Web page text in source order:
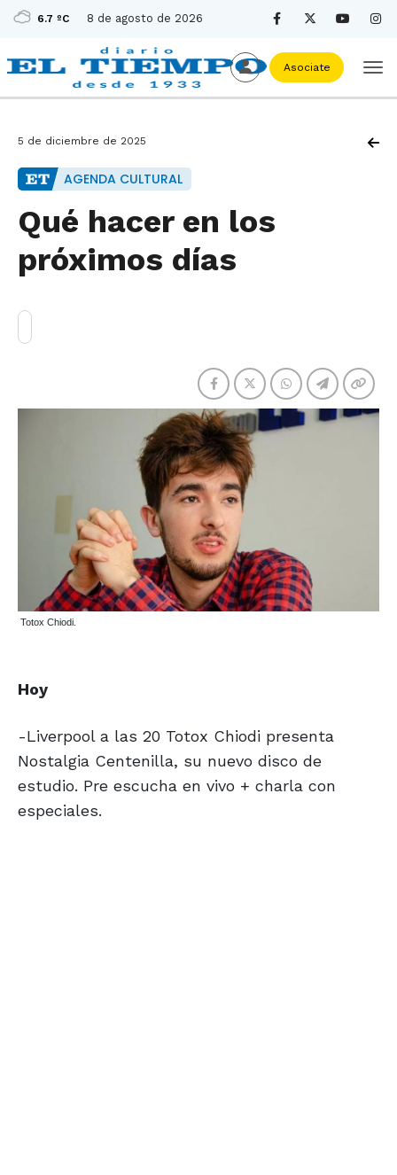
6.7 ºC 8 de agosto de 2026
Asociate
5 de diciembre de 2025
AGENDA CULTURAL
Qué hacer en los
próximos días
Totox Chiodi.
Hoy
-Liverpool a las 20 Totox Chiodi presenta
Nostalgia Centenilla, su nuevo disco de
estudio. Pre escucha en vivo + charla con
especiales.